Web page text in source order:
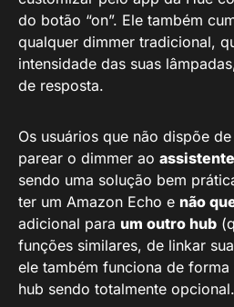
do botão “on”. Ele também
qualquer dimmer tradicional,
intensidade das suas
de resposta.
Os usuários que não dispõe
parear o dimmer ao
sendo uma solução bem
ter um Amazon Echo e não
adicional para um outro hub
funções similares, de linkar
ele também funciona de
hub sendo totalmente opcional.